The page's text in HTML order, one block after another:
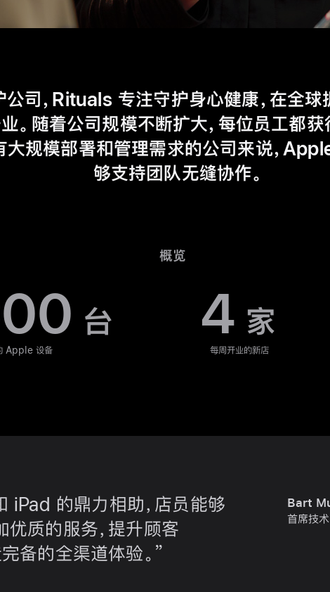
司，Rituals 专注守护身心健康，在全
。随着公司规模不断扩大，每位员工都
大规模部署和管理需求的公司来说，
够支持团队无缝协作。
概览
台
Apple 设备
4 家
每周开业的新店
iPad 的鼎力相助，店员能够
优质的服务，提升顾客
备的全渠道体验。
Bart
首席技